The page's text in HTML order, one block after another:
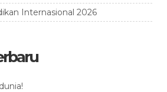
Internasional 2026